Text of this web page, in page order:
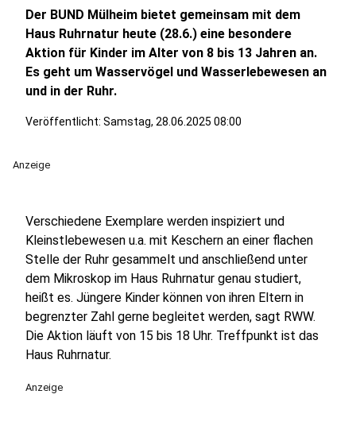
Der BUND Mülheim bietet gemeinsam mit dem
Haus Ruhrnatur heute (28.6.) eine besondere
Aktion für Kinder im Alter von 8 bis 13 Jahren an.
Es geht um Wasservögel und Wasserlebewesen an
und in der Ruhr.
Veröffentlicht: Samstag, 28.06.2025 08:00
Anzeige
Verschiedene Exemplare werden inspiziert und
Kleinstlebewesen u.a. mit Keschern an einer flachen
Stelle der Ruhr gesammelt und anschließend unter
dem Mikroskop im Haus Ruhrnatur genau studiert,
heißt es. Jüngere Kinder können von ihren Eltern in
begrenzter Zahl gerne begleitet werden, sagt RWW.
Die Aktion läuft von 15 bis 18 Uhr. Treffpunkt ist das
Haus Ruhrnatur.
Anzeige